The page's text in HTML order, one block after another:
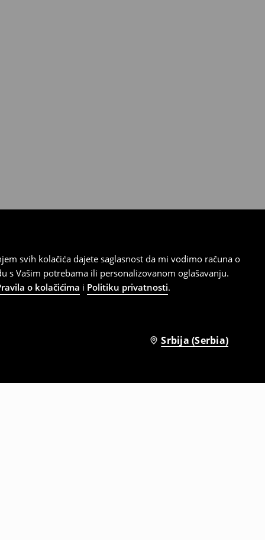
svih kolačića dajete saglasnost da mi vodimo računa o
s Vašim potrebama ili personalizovanom oglašavanju.
o kolačićima i Politiku privatnosti.
Srbija (Serbia)